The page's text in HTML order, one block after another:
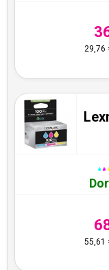
29,76
55,61